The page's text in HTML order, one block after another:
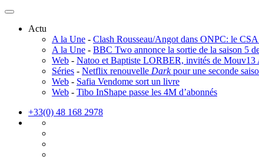
Actu
A la Une - Clash Rousseau/Angot dans ONPC: le CSA
A la Une - BBC Two annonce la sortie de la saison 5
Web - Natoo et Baptiste LORBER, invités de Mouv13
Séries - Netflix renouvelle Darkpour une seconde
Web - Safia Vendome sort un livre
Web - Tibo InShape passe les 4M d’abonnés
+33(0) 48 168 2978